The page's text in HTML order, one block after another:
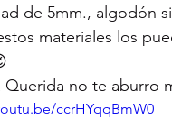
de 5mm., algodón
materiales los
Querida no te aburro
ccrHYqqBmW0